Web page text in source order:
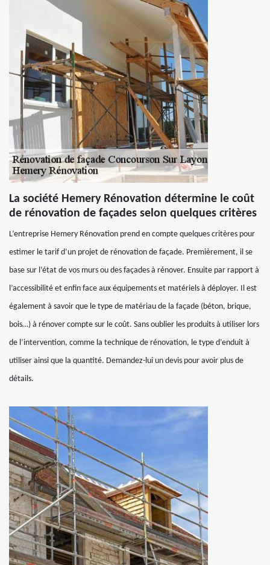
La société Hemery Rénovation détermine le coût
de rénovation de façades selon quelques critères
L’entreprise Hemery Rénovation prend en compte quelques critères pour
estimer le tarif d’un projet de rénovation de façade. Premièrement, il se
base sur l’état de vos murs ou des façades à rénover. Ensuite par rapport à
l’accessibilité et enfin face aux équipements et matériels à déployer. Il est
également à savoir que le type de matériau de la façade (béton, brique,
bois…) à rénover compte sur le coût. Sans oublier les produits à utiliser lors
de l’intervention, comme la technique de rénovation, le type d’enduit à
utiliser ainsi que la quantité. Demandez-lui un devis pour avoir plus de
détails.